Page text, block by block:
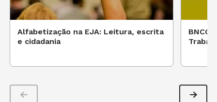
Alfabetização na EJA: Leitura, escrita
e cidadania